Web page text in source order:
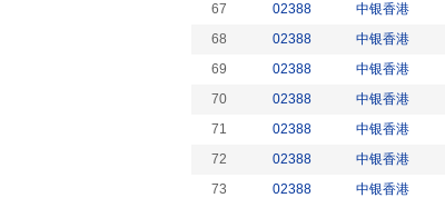
67
02388 中银香港
68
02388 中银香港
69
02388 中银香港
70
02388 中银香港
71
02388 中银香港
72
02388 中银香港
73
02388 中银香港